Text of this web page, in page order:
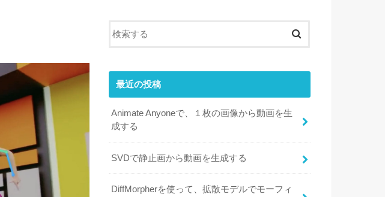
最近の投稿
Animate Anyoneで、１枚の画像から動画を生
成する
SVDで静止画から動画を生成する
DiffMorpherを使って、拡散モデルでモーフィ